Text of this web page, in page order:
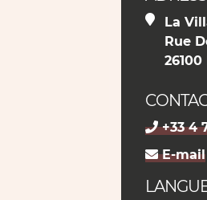
La
Rue
26100
+33 4
E-mail